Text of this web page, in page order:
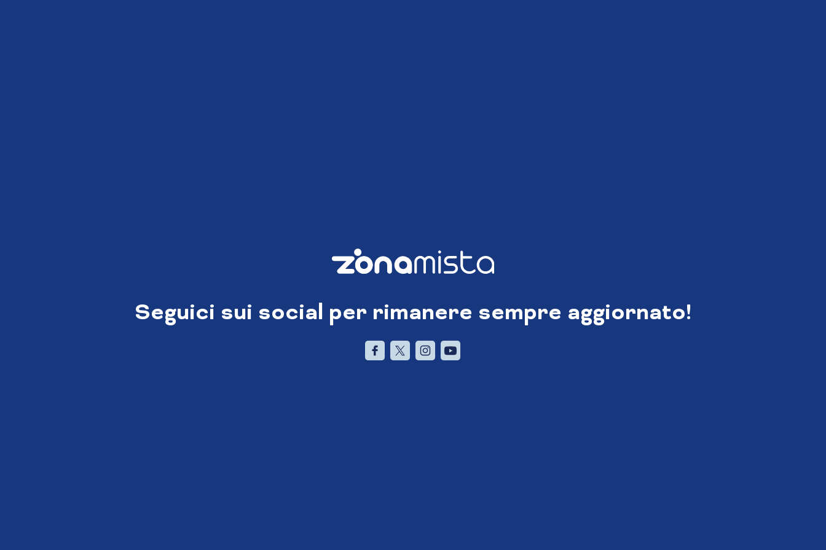
Seguici sui social per rimanere sempre aggiornato!